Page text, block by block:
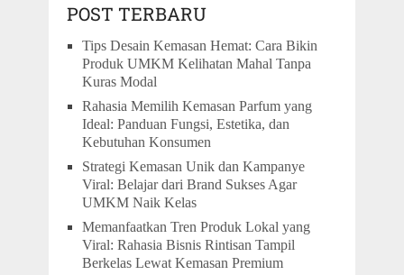
POST TERBARU
Tips Desain Kemasan Hemat: Cara Bikin
Produk UMKM Kelihatan Mahal Tanpa
Kuras Modal
Rahasia Memilih Kemasan Parfum yang
Ideal: Panduan Fungsi, Estetika, dan
Kebutuhan Konsumen
Strategi Kemasan Unik dan Kampanye
Viral: Belajar dari Brand Sukses Agar
UMKM Naik Kelas
Memanfaatkan Tren Produk Lokal yang
Viral: Rahasia Bisnis Rintisan Tampil
Berkelas Lewat Kemasan Premium